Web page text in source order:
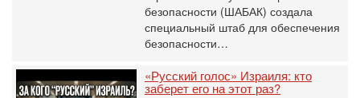
безопасности (ШАБАК) создала
специальный штаб для обеспечения
безопасности…
«Русский голос» Израиля: кто
заберет его на этот раз?